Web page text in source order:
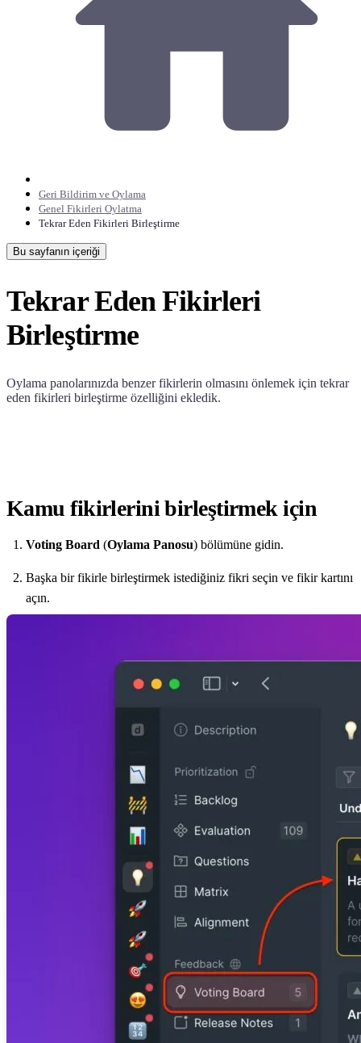
Geri Bildirim ve Oylama
Genel Fikirleri Oylatma
Tekrar Eden Fikirleri Birleştirme
Bu sayfanın içeriği
Tekrar Eden Fikirleri
Birleştirme
Oylama panolarınızda benzer fikirlerin olmasını önlemek için tekrar
eden fikirleri birleştirme özelliğini ekledik.
Kamu fikirlerini birleştirmek için
Voting Board (Oylama Panosu) bölümüne gidin.
Başka bir fikirle birleştirmek istediğiniz fikri seçin ve fikir kartını
açın.